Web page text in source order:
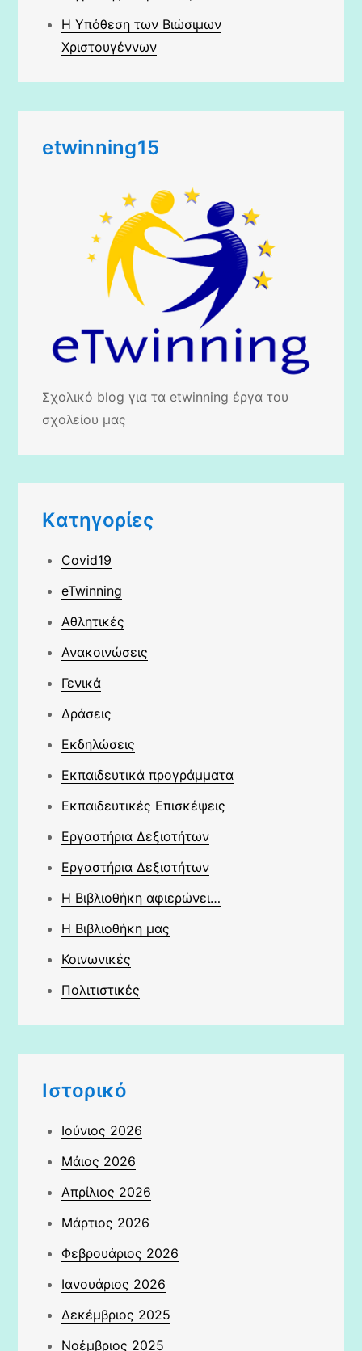
Η Υπόθεση των Βιώσιμων
Χριστουγέννων
etwinning15
Σχολικό blog για τα etwinning έργα του
σχολείου μας
Kατηγορίες
Covid19
eTwinning
Αθλητικές
Ανακοινώσεις
Γενικά
Δράσεις
Εκδηλώσεις
Εκπαιδευτικά προγράμματα
Εκπαιδευτικές Επισκέψεις
Εργαστήρια Δεξιοτήτων
Εργαστήρια Δεξιοτήτων
Η Βιβλιοθήκη αφιερώνει…
Η Βιβλιοθήκη μας
Κοινωνικές
Πολιτιστικές
Ιστορικό
Ιούνιος 2026
Μάιος 2026
Απρίλιος 2026
Μάρτιος 2026
Φεβρουάριος 2026
Ιανουάριος 2026
Δεκέμβριος 2025
Νοέμβριος 2025